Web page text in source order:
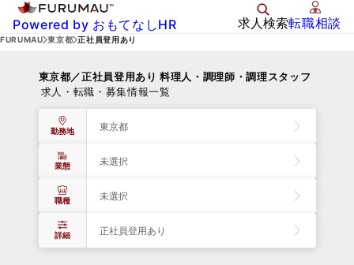
Powered by おもてなしHR 求人検索転職相談
FURUMAU 東京都 正社員登用あり
東京都／正社員登用あり 料理人・調理師・調理スタッフ
求人・転職・募集情報一覧
勤務地 東京都
業態 未選択
職種 未選択
詳細 正社員登用あり